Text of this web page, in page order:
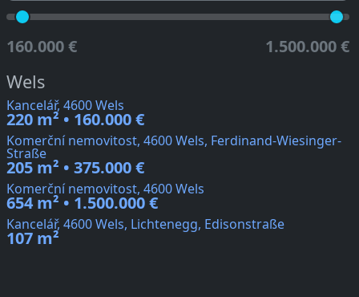
160.000 € 1.500.000 €
Wels
Kancelář, 4600 Wels
220 m² • 160.000 €
Komerční nemovitost, 4600 Wels, Ferdinand-Wiesinger-
Straße
205 m² • 375.000 €
Komerční nemovitost, 4600 Wels
654 m² • 1.500.000 €
Kancelář, 4600 Wels, Lichtenegg, Edisonstraße
107 m²